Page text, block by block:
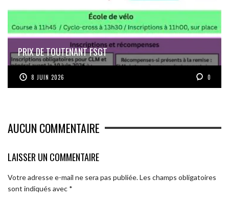
PRIX DE TOUTENANT FSGT
8 JUIN 2026 0
AUCUN COMMENTAIRE
LAISSER UN COMMENTAIRE
Votre adresse e-mail ne sera pas publiée.Les champs obligatoires
sont indiqués avec *